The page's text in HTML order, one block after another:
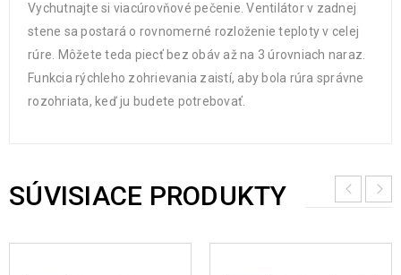
Vychutnajte si viacúrovňové pečenie. Ventilátor v zadnej
stene sa postará o rovnomerné rozloženie teploty v celej
rúre. Môžete teda piecť bez obáv až na 3 úrovniach naraz.
Funkcia rýchleho zohrievania zaistí, aby bola rúra správne
rozohriata, keď ju budete potrebovať.
SÚVISIACE PRODUKTY